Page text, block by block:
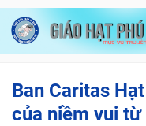
Ban Caritas
của niềm vui